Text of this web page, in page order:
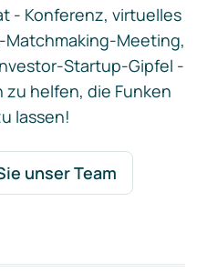
- Konferenz, virtuelles
Matchmaking-Meeting,
Startup-Gipfel -
zu helfen, die Funken
lassen!
unser Team